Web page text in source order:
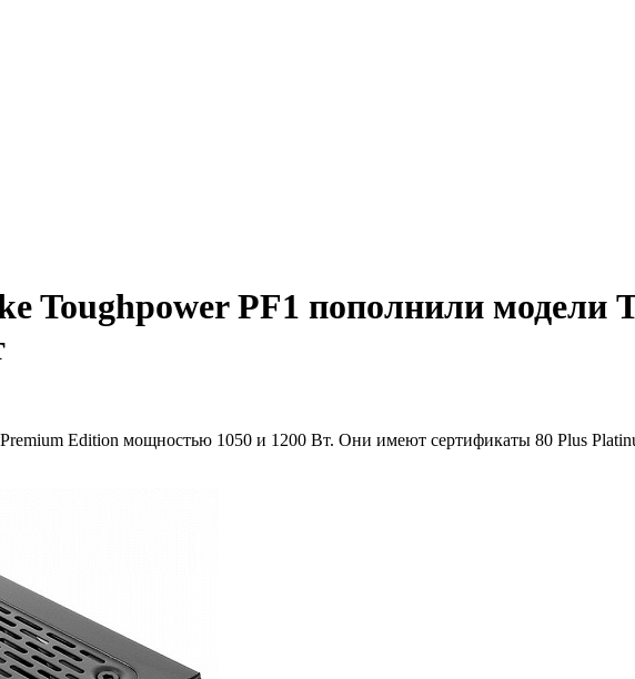
Toughpower PF1 пополнили модели
Edition мощностью 1050 и 1200 Вт. Они имеют сертификаты 80 Plus